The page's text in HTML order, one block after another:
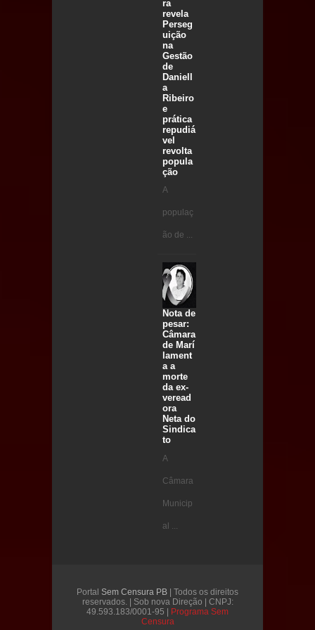
ra
revela
Perseg
uição
na
Gestão
de
Daniell
a
Ribeiro
e
prática
repudiá
vel
revolta
popula
ção
A
populaç
ão de ...
Nota de
pesar:
Câmara
de Marí
lament
a a
morte
da ex-
veread
ora
Neta do
Sindica
to
A
Câmara
Municip
al ...
Portal Sem Censura PB | Todos os direitos
reservados. | Sob nova Direção | CNPJ:
49.593.183/0001-95 | Programa Sem
Censura